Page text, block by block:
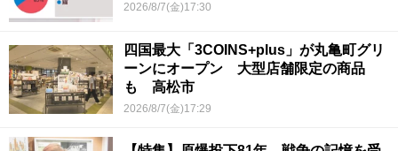
2026/8/7(金)17:30
四国最大「3COINS+plus」が丸亀町グリ
ーンにオープン 大型店舗限定の商品
も 高松市
2026/8/7(金)17:29